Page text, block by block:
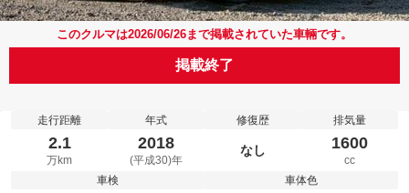
このクルマは2026/06/26まで掲載されていた車輛です。
掲載終了
走行距離
2.1
万km
年式
2018
(平成30)年
修復歴
なし
排気量
1600
cc
車検
車体色